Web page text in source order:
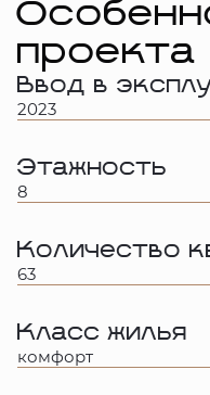
проекта
Ввод в
2023
Этажность
8
Количество
63
Класс жилья
комфорт